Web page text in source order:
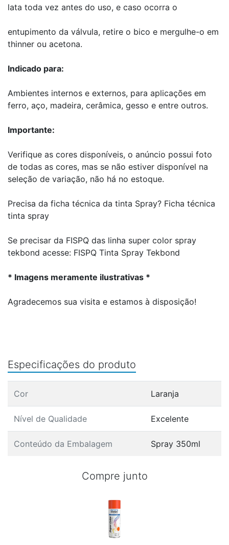
lata toda vez antes do uso, e caso ocorra o
entupimento da válvula, retire o bico e mergulhe-o em
thinner ou acetona.
Indicado para:
Ambientes internos e externos, para aplicações em
ferro, aço, madeira, cerâmica, gesso e entre outros.
Importante:
Verifique as cores disponíveis, o anúncio possui foto
de todas as cores, mas se não estiver disponível na
seleção de variação, não há no estoque.
Precisa da ficha técnica da tinta Spray? Ficha técnica
tinta spray
Se precisar da FISPQ das linha super color spray
tekbond acesse: FISPQ Tinta Spray Tekbond
* Imagens meramente ilustrativas *
Agradecemos sua visita e estamos à disposição!
Especificações do produto
Cor Laranja
Nível de Qualidade Excelente
Conteúdo da Embalagem Spray 350ml
Compre junto